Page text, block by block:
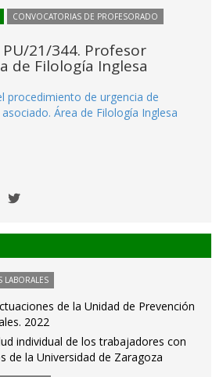
CONVOCATORIAS DE PROFESORADO
21/344. Profesor
de Filología Inglesa
procedimiento de urgencia de
Área de Filología Inglesa
LABORALES
de la Unidad de Prevención
2022
individual de los trabajadores con
de la Universidad de Zaragoza